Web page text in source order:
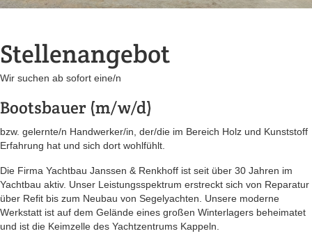
Stellenangebot
Wir suchen ab sofort eine/n
Bootsbauer (m/w/d)
bzw. gelernte/n Handwerker/in, der/die im Bereich Holz und Kunststoff
Erfahrung hat und sich dort wohlfühlt.
Die Firma Yachtbau Janssen & Renkhoff ist seit über 30 Jahren im
Yachtbau aktiv. Unser Leistungsspektrum erstreckt sich von Reparatur
über Refit bis zum Neubau von Segelyachten. Unsere moderne
Werkstatt ist auf dem Gelände eines großen Winterlagers beheimatet
und ist die Keimzelle des Yachtzentrums Kappeln.